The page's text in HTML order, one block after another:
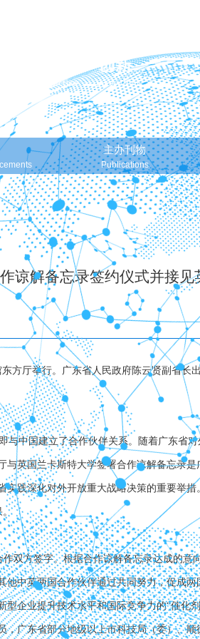
主办刊物
Publications
谅解备忘录签约仪式并接见
方厅举行。广东省人民政府陈云贤副省长
与中国建立了合作伙伴关系。随着广东省
英国兰卡斯特大学签署合作谅解备忘录
践深化对外开放重大战略决策的重要举
。
作双方签字。根据合作谅解备忘录达成的意
中英两国合作伙伴通过共同努力，促成
企业提升技术水平和国际竞争力的“催化
广东省部分地级以上市科技局（委）、